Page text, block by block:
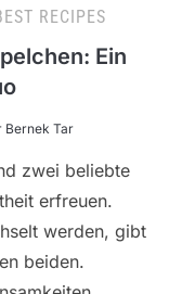
RECIPES
Ein
Bernek Tar
zwei beliebte
erfreuen.
werden, gibt
beiden.